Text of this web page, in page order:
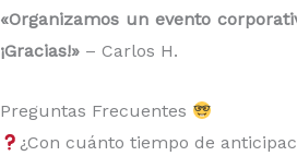
«Organizamos un evento
¡Gracias!» – Carlos H.
Preguntas Frecuentes
¿Con cuánto tiempo de